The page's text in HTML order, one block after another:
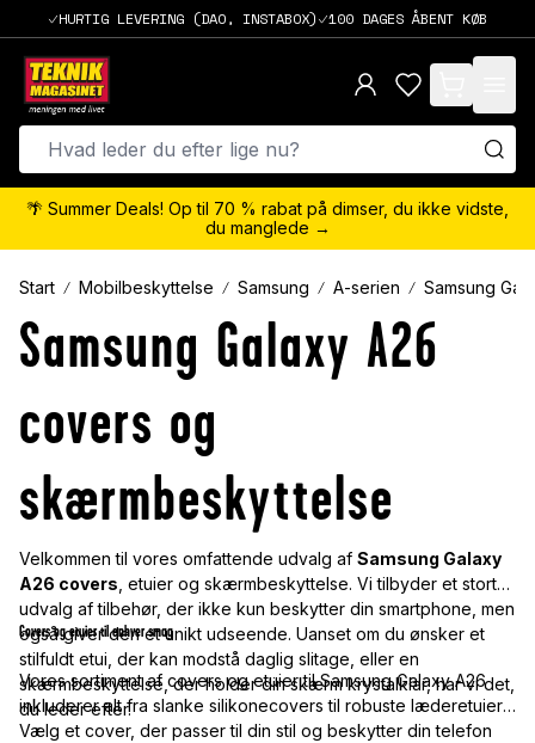
HURTIG LEVERING (DAO, INSTABOX) 100 DAGES ÅBENT KØB
items in cart,
🌴 Summer Deals! Op til 70 % rabat på dimser, du ikke vidste,
du manglede →
Start Mobilbeskyttelse Samsung A-serien Samsung
Samsung Galaxy A26
covers og
skærmbeskyttelse
Velkommen til vores omfattende udvalg af Samsung Galaxy
A26 covers , etuier og skærmbeskyttelse. Vi tilbyder et stort
udvalg af tilbehør, der ikke kun beskytter din smartphone, men
også giver den et unikt udseende. Uanset om du ønsker et
stilfuldt etui, der kan modstå daglig slitage, eller en
skærmbeskyttelse, der holder din skærm krystalklar, har vi det,
du leder efter.
Covers og etuier til enhver smag
Vores sortiment af covers og etuier til Samsung Galaxy A26
inkluderer alt fra slanke silikonecovers til robuste læderetuier.
Vælg et cover, der passer til din stil og beskytter din telefon